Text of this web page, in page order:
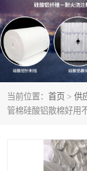
当前位置： 首页 > 供
管棉硅酸铝散棉好用
硅酸铝挡渣棉
硅酸铝挡火板
含锆毯
硅酸铝散棉
硅酸铝纤维毡